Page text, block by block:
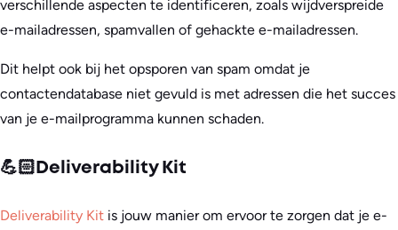
verschillende aspecten te identificeren, zoals wijdverspreide
e-mailadressen, spamvallen of gehackte e-mailadressen.
Dit helpt ook bij het opsporen van spam omdat je
contactendatabase niet gevuld is met adressen die het succes
van je e-mailprogramma kunnen schaden.
💪🏻Deliverability Kit
Deliverability Kit is jouw manier om ervoor te zorgen dat je e-